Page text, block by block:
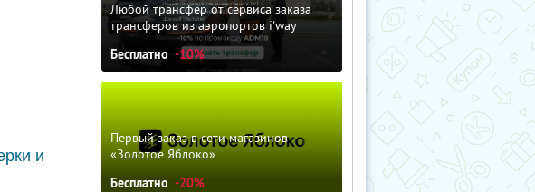
и
Любой трансфер от сервиса заказа
трансферов из аэропортов i'way
Бесплатно -10%
Первый заказ в сети магазинов
«Золотое Яблоко»
Бесплатно -20%